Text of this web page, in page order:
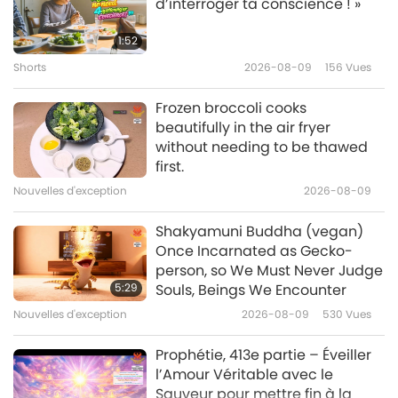
Comment élargir davantage la
33:24
La visite de Sa Majesté le Roi Nu,
le Roi de l’Amour
Vues
36:49
Les 112 méthodes de
concentration de Shiva IV,
partie 1/6
4471
1:52
d’interroger ta conscience ! »
Shorts 2026-08-09 156 Vues
Frozen broccoli cooks
beautifully in the air fryer
without needing to be thawed
first.
Nouvelles d'exception 2026-08-09
5:29
Shakyamuni Buddha (vegan)
Once Incarnated as Gecko-
person, so We Must Never Judge
Souls, Beings We Encounter
Nouvelles d'exception 2026-08-09 530 Vues
Prophétie, 413e partie – Éveiller
l’Amour Véritable avec le